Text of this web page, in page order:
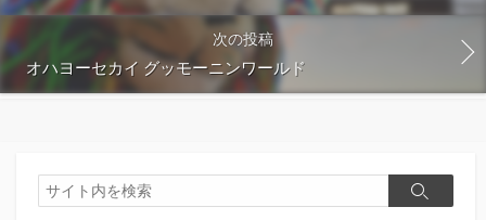
次の投稿
オハヨーセカイ グッモーニンワールド
検
索
検